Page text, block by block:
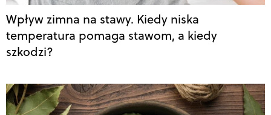
Wpływ zimna na stawy. Kiedy niska
temperatura pomaga stawom, a kiedy
szkodzi?